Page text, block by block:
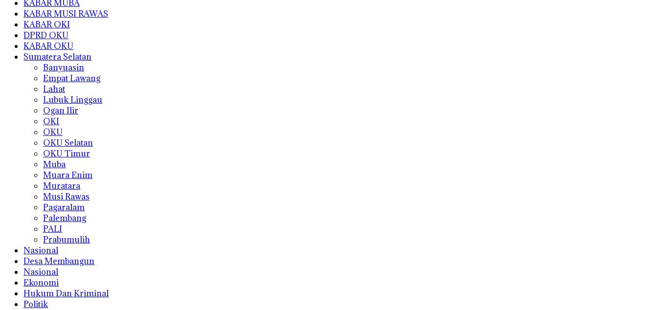
KABAR MUBA
KABAR MUSI RAWAS
KABAR OKI
DPRD OKU
KABAR OKU
Sumatera Selatan
Banyuasin
Empat Lawang
Lahat
Lubuk Linggau
Ogan Ilir
OKI
OKU
OKU Selatan
OKU Timur
Muba
Muara Enim
Muratara
Musi Rawas
Pagaralam
Palembang
PALI
Prabumulih
Nasional
Desa Membangun
Nasional
Ekonomi
Hukum Dan Kriminal
Politik